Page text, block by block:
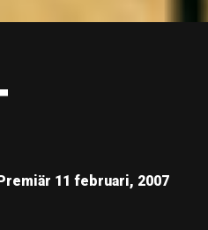
11 februari, 2007